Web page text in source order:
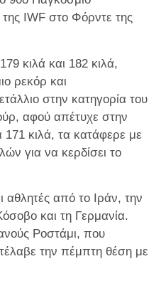
IWF στο Φόρντε ​​της
κιλά και 182 κιλά,
ρεκόρ και
στην κατηγορία του
αφού απέτυχε στην
κιλά, τα κατάφερε με
για να κερδίσει το
αθλητές από το Ιράν, την
και τη Γερμανία.
Ροστάμι, που
την πέμπτη θέση με